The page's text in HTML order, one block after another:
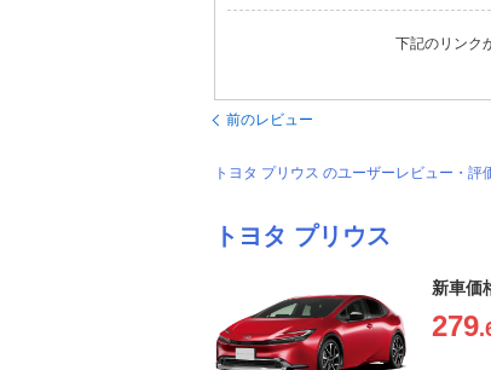
下記のリンク
前のレビュー
トヨタ プリウス のユーザーレビュー・評
トヨタ プリウス
新車価
279